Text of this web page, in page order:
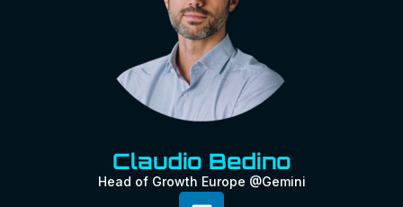
Claudio Bedino
Head of Growth Europe @Gemini